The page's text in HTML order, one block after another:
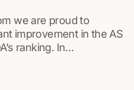
we are proud to
improvement in the AS
ranking. In…